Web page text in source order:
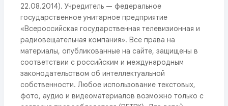
22.08.2014). Учредитель — федеральное
государственное унитарное предприятие
«Всероссийская государственная телевизионная и
радиовещательная компания». Все права на
материалы, опубликованные на сайте, защищены в
соответствии с российским и международным
законодательством об интеллектуальной
собственности. Любое использование текстовых,
фото, аудио и видеоматериалов возможно только с